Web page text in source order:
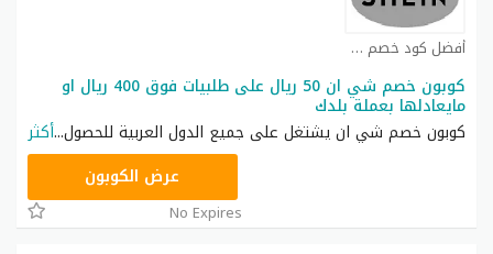
أفضل كود خصم شي ان كوبون
كوبون خصم شي ان 50 ريال على طلبيات فوق 400 ريال او
مايعادلها بعملة بلدك
كوبون خصم شي ان يشتغل على جميع الدول العربية للحصول...أكثر
عرض الكوبون
No Expires